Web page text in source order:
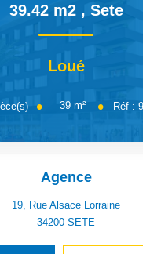
39.42 m2 , Sete
Loué
39m² Réf :
Agence
19, Rue Alsace Lorraine
34200SETE